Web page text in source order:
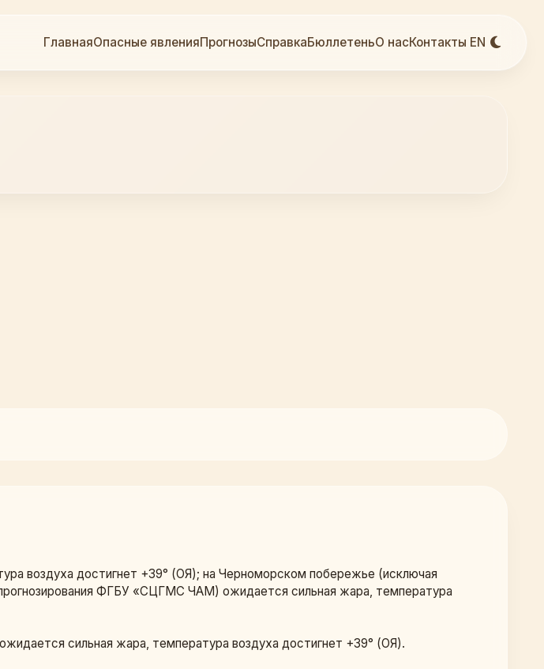
ГлавнаяОпасные явленияПрогнозыСправкаБюллетеньО насКонтакты EN
воздуха достигнет +39° (ОЯ); на Черноморском побережье (исключая
ФГБУ «СЦГМС ЧАМ) ожидается сильная жара, температура
сильная жара, температура воздуха достигнет +39° (ОЯ).